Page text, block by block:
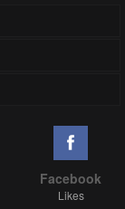
Facebook
Likes